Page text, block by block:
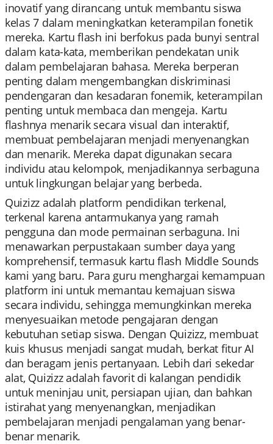
inovatif yang dirancang untuk membantu siswa
kelas 7 dalam meningkatkan keterampilan fonetik
mereka. Kartu flash ini berfokus pada bunyi sentral
dalam kata-kata, memberikan pendekatan unik
dalam pembelajaran bahasa. Mereka berperan
penting dalam mengembangkan diskriminasi
pendengaran dan kesadaran fonemik, keterampilan
penting untuk membaca dan mengeja. Kartu
flashnya menarik secara visual dan interaktif,
membuat pembelajaran menjadi menyenangkan
dan menarik. Mereka dapat digunakan secara
individu atau kelompok, menjadikannya serbaguna
untuk lingkungan belajar yang berbeda.
Quizizz adalah platform pendidikan terkenal,
terkenal karena antarmukanya yang ramah
pengguna dan mode permainan serbaguna. Ini
menawarkan perpustakaan sumber daya yang
komprehensif, termasuk kartu flash Middle Sounds
kami yang baru. Para guru menghargai kemampuan
platform ini untuk memantau kemajuan siswa
secara individu, sehingga memungkinkan mereka
menyesuaikan metode pengajaran dengan
kebutuhan setiap siswa. Dengan Quizizz, membuat
kuis khusus menjadi sangat mudah, berkat fitur AI
dan beragam jenis pertanyaan. Lebih dari sekedar
alat, Quizizz adalah favorit di kalangan pendidik
untuk meninjau unit, persiapan ujian, dan bahkan
istirahat yang menyenangkan, menjadikan
pembelajaran menjadi pengalaman yang benar-
benar menarik.